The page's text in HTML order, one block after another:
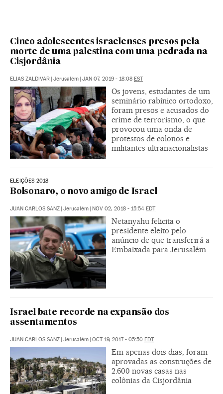
Cinco adolescentes israelenses presos pela
morte de uma palestina com uma pedrada na
Cisjordânia
ELIAS ZALDIVAR Jerusalém JAN 07, 2019 - 18:08 EST
Os jovens, estudantes de um
seminário rabínico ortodoxo,
foram presos e acusados do
crime de terrorismo, o que
provocou uma onda de
protestos de colonos e
militantes ultranacionalistas
ELEIÇÕES 2018
Bolsonaro, o novo amigo de Israel
JUAN CARLOS SANZ Jerusalém NOV 02, 2018 - 15:54 EDT
Netanyahu felicita o
presidente eleito pelo
anúncio de que transferirá a
Embaixada para Jerusalém
Israel bate recorde na expansão dos
assentamentos
JUAN CARLOS SANZ | Jerusalém | OCT 19, 2017 - 05:50 EDT
Em apenas dois dias, foram
aprovadas as construções de
2.600 novas casas nas
colônias da Cisjordânia